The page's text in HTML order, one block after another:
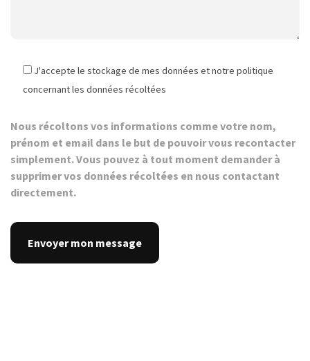
J'accepte le stockage de mes données et notre politique
concernant les données récoltées
Nous récoltons vos informations comme votre nom,
prénom et email dans le but de pouvoir vous recontacter
simplement. Vous pouvez à tout moment demander à
supprimer vos données récoltées en nous contactant
directement.